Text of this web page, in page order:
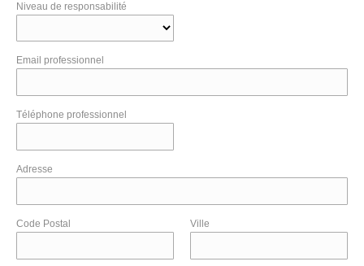
Niveau de responsabilité
Email professionnel
Téléphone professionnel
Adresse
Code Postal Ville